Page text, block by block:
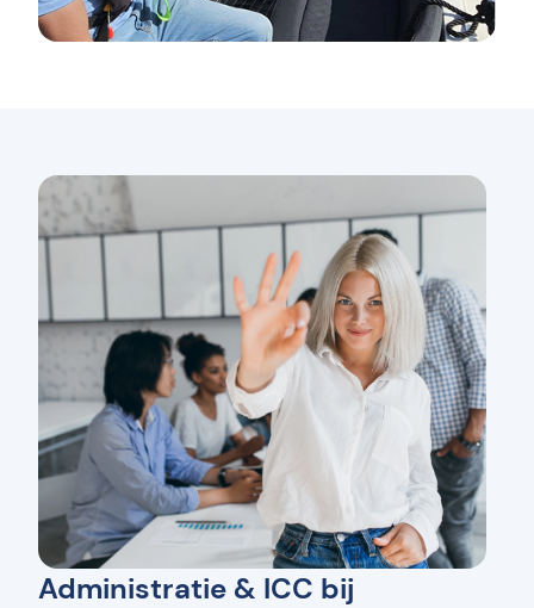
Administratie & ICC bij